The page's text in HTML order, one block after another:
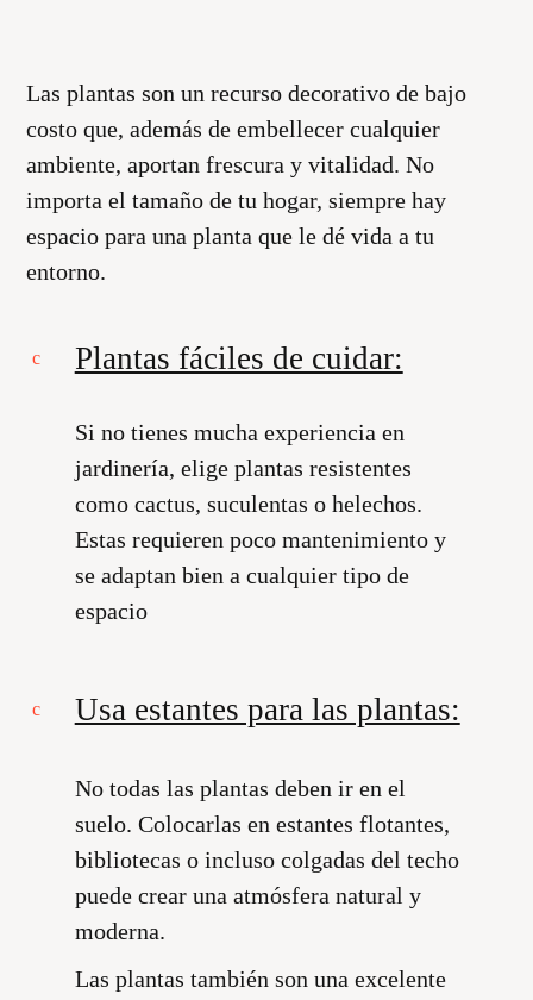
Las plantas son un recurso decorativo de bajo
costo que, además de embellecer cualquier
ambiente, aportan frescura y vitalidad. No
importa el tamaño de tu hogar, siempre hay
espacio para una planta que le dé vida a tu
entorno.
Plantas fáciles de cuidar:
Si no tienes mucha experiencia en
jardinería, elige plantas resistentes
como cactus, suculentas o helechos.
Estas requieren poco mantenimiento y
se adaptan bien a cualquier tipo de
espacio
Usa estantes para las plantas:
No todas las plantas deben ir en el
suelo. Colocarlas en estantes flotantes,
bibliotecas o incluso colgadas del techo
puede crear una atmósfera natural y
moderna.
Las plantas también son una excelente